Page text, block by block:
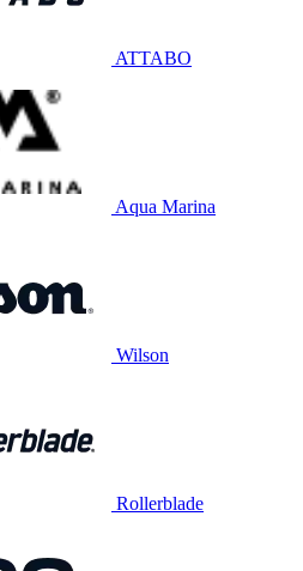
ATTABO
Aqua Marina
Wilson
Rollerblade